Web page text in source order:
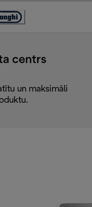
centrs
un maksimāli